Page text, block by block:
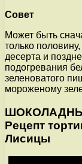
Совет
Может быть
только
десерта и
подогревания
зеленоватого
мороженому
Рецепт
Лисицы